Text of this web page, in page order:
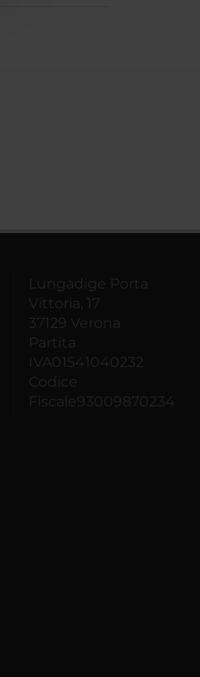
Lungadige Porta
Vittoria, 17
37129 Verona
Partita
IVA01541040232
Codice
Fiscale93009870234